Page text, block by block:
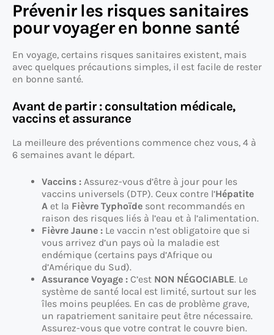
Prévenir les risques sanitaires
pour voyager en bonne santé
En voyage, certains risques sanitaires existent, mais
avec quelques précautions simples, il est facile de rester
en bonne santé.
Avant de partir : consultation médicale,
vaccins et assurance
La meilleure des préventions commence chez vous, 4 à
6 semaines avant le départ.
Vaccins : Assurez-vous d’être à jour pour les
vaccins universels (DTP). Ceux contre l’Hépatite
A et la Fièvre Typhoïde sont recommandés en
raison des risques liés à l’eau et à l’alimentation.
Fièvre Jaune : Le vaccin n’est obligatoire que si
vous arrivez d’un pays où la maladie est
endémique (certains pays d’Afrique ou
d’Amérique du Sud).
Assurance Voyage : C’est NON NÉGOCIABLE. Le
système de santé local est limité, surtout sur les
îles moins peuplées. En cas de problème grave,
un rapatriement sanitaire peut être nécessaire.
Assurez-vous que votre contrat le couvre bien.